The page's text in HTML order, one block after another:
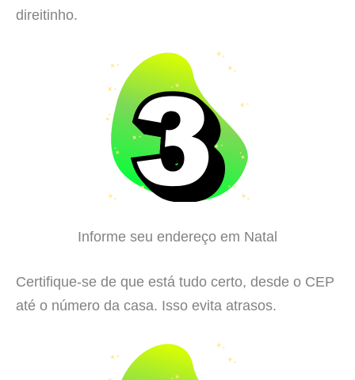
direitinho.
Informe seu endereço em Natal
Certifique-se de que está tudo certo, desde o CEP
até o número da casa. Isso evita atrasos.